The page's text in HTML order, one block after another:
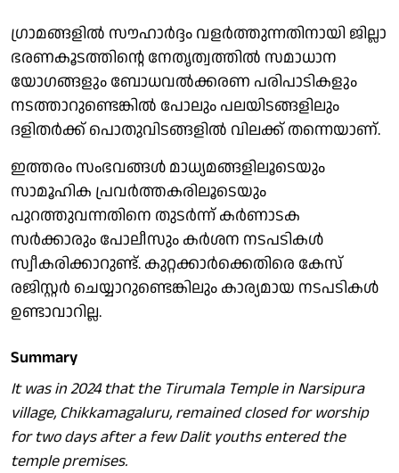
ഗ്രാമങ്ങളിൽ സൗഹാർദ്ദം വളർത്തുന്നതിനായി ജില്ലാ
ഭരണകൂടത്തിന്റെ നേതൃത്വത്തിൽ സമാധാന
യോഗങ്ങളും ബോധവൽക്കരണ പരിപാടികളും
നടത്താറുണ്ടെങ്കിൽ പോലും പലയിടങ്ങളിലും
ദളിതർക്ക് പൊതുവിടങ്ങളിൽ വിലക്ക് തന്നെയാണ്.
ഇത്തരം സംഭവങ്ങൾ മാധ്യമങ്ങളിലൂടെയും
സാമൂഹിക പ്രവർത്തകരിലൂടെയും
പുറത്തുവന്നതിനെ തുടർന്ന് കർണാടക
സർക്കാരും പോലീസും കർശന നടപടികൾ
സ്വീകരിക്കാറുണ്ട്. കുറ്റക്കാർക്കെതിരെ കേസ്
രജിസ്റ്റർ ചെയ്യാറുണ്ടെങ്കിലും കാര്യമായ നടപടികൾ
ഉണ്ടാവാറില്ല.
Summary
It was in 2024 that the Tirumala Temple in Narsipura
village, Chikkamagaluru, remained closed for worship
for two days after a few Dalit youths entered the
temple premises.